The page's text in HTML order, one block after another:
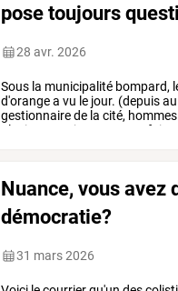
pose toujours
28 avr. 2026
Sous la municipalité bompard,
d'orangea vu le jour. (depuisau
gestionnairede la cité, hommes
plusieurs
projets, parfois
Nuance, vous avez
démocratie?
31 mars 2026